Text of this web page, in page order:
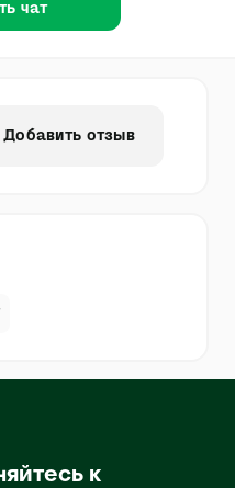
чат
Добавить отзыв
к